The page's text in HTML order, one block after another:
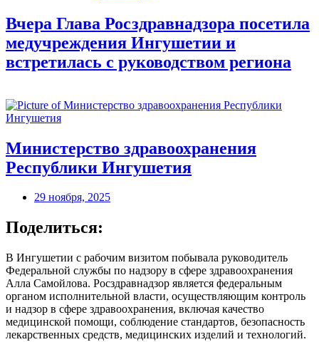
Вчера Глава Росздравнадзора посетила
медучреждения Ингушетии и
встретилась с руководством региона
Министерство здравоохранения
Республики Ингушетия
29 ноября, 2025
Поделиться:
В Ингушетии с рабочим визитом побывала руководитель
Федеральной службы по надзору в сфере здравоохранения
Алла Самойлова. Росздравнадзор является федеральным
органом исполнительной власти, осуществляющим контроль
и надзор в сфере здравоохранения, включая качество
медицинской помощи, соблюдение стандартов, безопасность
лекарственных средств, медицинских изделий и технологий.